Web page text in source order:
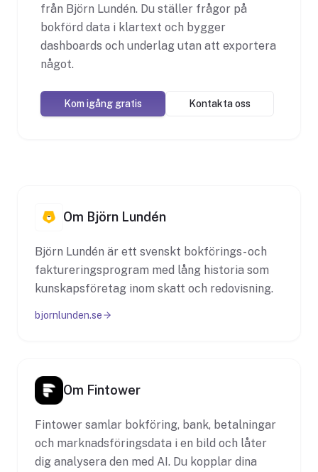
från Björn Lundén. Du ställer frågor på
bokförd data i klartext och bygger
dashboards och underlag utan att exportera
något.
Kom igång gratis Kontakta oss
Om Björn Lundén
Björn Lundén är ett svenskt bokförings- och
faktureringsprogram med lång historia som
kunskapsföretag inom skatt och redovisning.
bjornlunden.se
Om Fintower
Fintower samlar bokföring, bank, betalningar
och marknadsföringsdata i en bild och låter
dig analysera den med AI. Du kopplar dina